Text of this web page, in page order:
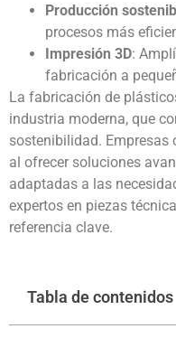
Producción
procesos más
Impresión 3D:
fabricación a
La fabricación de
industria moderna, que
sostenibilidad. Empresas
al ofrecer soluciones
adaptadas a las
expertos en piezas
referencia clave.
Tabla de contenidos